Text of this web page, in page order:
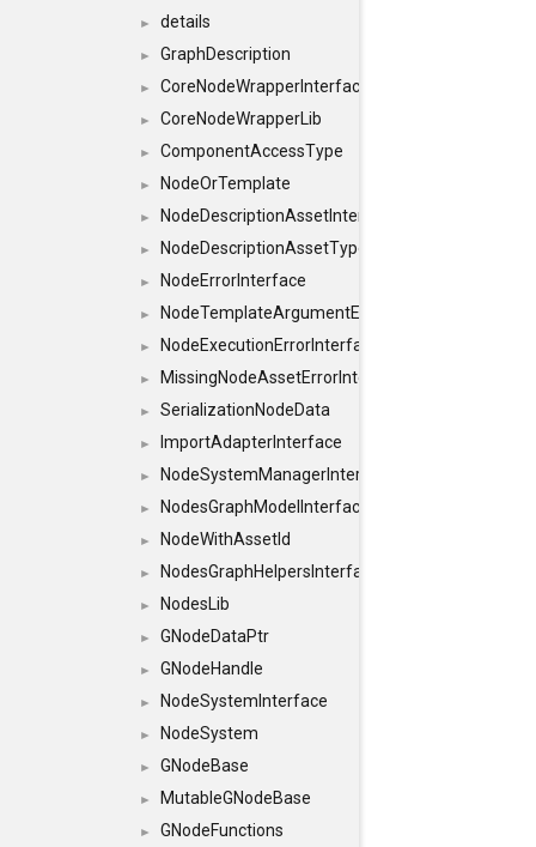
► details
► GraphDescription
► CoreNodeWrapperInterface
► CoreNodeWrapperLib
► ComponentAccessType
► NodeOrTemplate
► NodeDescriptionAssetInterface
► NodeDescriptionAssetTypeInterface
► NodeErrorInterface
► NodeTemplateArgumentErrorInterface
► NodeExecutionErrorInterface
► MissingNodeAssetErrorInterface
► SerializationNodeData
► ImportAdapterInterface
► NodeSystemManagerInterface
► NodesGraphModelInterface
► NodeWithAssetId
► NodesGraphHelpersInterface
► NodesLib
► GNodeDataPtr
► GNodeHandle
► NodeSystemInterface
► NodeSystem
► GNodeBase
► MutableGNodeBase
► GNodeFunctions